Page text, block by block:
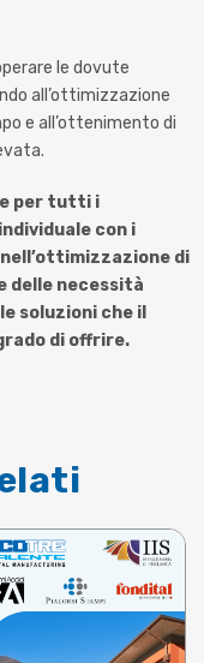
le dovute
all’ottimizzazione
e all’ottenimento di
per tutti i
con i
di
delle necessità
soluzioni che il
di offrire.